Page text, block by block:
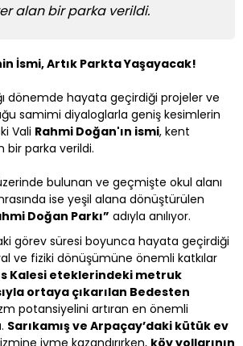
alan bir parka verildi.
İsmi, Artık Parkta Yaşayacak!
dönemde hayata geçirdiği projeler ve
samimi diyaloglarla geniş kesimlerin
Vali Rahmi Doğan'ın ismi, kent
bir parka verildi.
bulunan ve geçmişte okul alanı
ise yeşil alana dönüştürülen
Doğan Parkı” adıyla anılıyor.
görev süresi boyunca hayata geçirdiği
ve fiziki dönüşümüne önemli katkılar
Kalesi eteklerindeki metruk
ortaya çıkarılan Bedesten
potansiyelini artıran en önemli
Sarıkamış ve Arpaçay’daki kütük ev
ivme kazandırırken, köy yollarının